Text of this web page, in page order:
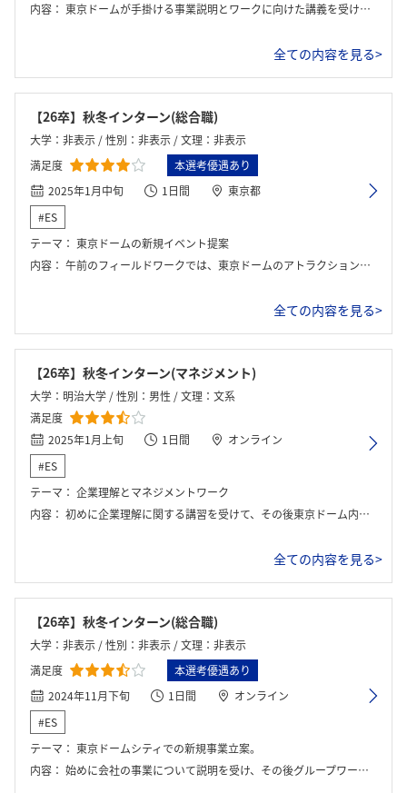
内容： 東京ドームが手掛ける事業説明とワークに向けた講義を受けた後に、グループに分かれてワークに取り組んだ。内容は新規事業の立案で、事前の事業・サービス説明などをふまえて現状を分析し、そのうえでアイデアの発散と収束を行い、社員に対してプレゼンを行った。FBもあった。
全ての内容を見る>
【26卒】秋冬インターン(総合職)
大学：非表示 / 性別：非表示 / 文理：非表示
満足度
本選考優遇あり
2025年1月中旬
1日間
東京都
#ES
テーマ： 東京ドームの新規イベント提案
内容： 午前のフィールドワークでは、東京ドームのアトラクションに乗ったり、ドーム内で食事をすることで実際に顧客視点に立ってドーム内を楽しみました。それらの実体験を踏まえ、午後には新規イベント立案のグループワークを行いました。
全ての内容を見る>
【26卒】秋冬インターン(マネジメント)
大学：明治大学 / 性別：男性 / 文理：文系
満足度
2025年1月上旬
1日間
オンライン
#ES
テーマ： 企業理解とマネジメントワーク
内容： 初めに企業理解に関する講習を受けて、その後東京ドーム内の業務において必要となるマネジメントに関して学んだ。（アルバイトの方へのアプローチ・周囲の士気のあげ方など）
全ての内容を見る>
【26卒】秋冬インターン(総合職)
大学：非表示 / 性別：非表示 / 文理：非表示
満足度
本選考優遇あり
2024年11月下旬
1日間
オンライン
#ES
テーマ： 東京ドームシティでの新規事業立案。
内容： 始めに会社の事業について説明を受け、その後グループワークを行った。最後に発表を行う。